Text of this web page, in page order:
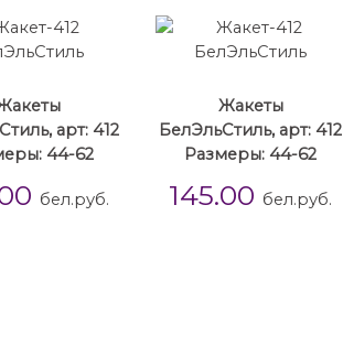
арт: 412
44-62
бел.руб.
Жакеты
БелЭльСтиль, арт: 412
Размеры: 44-62
145.00 бел.руб.